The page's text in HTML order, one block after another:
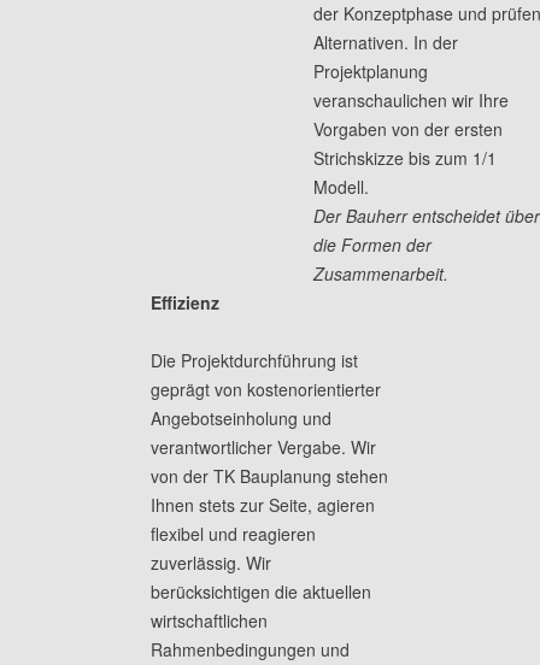
der Konzeptphase und
Alternativen. In der
Projektplanung
veranschaulichen wir Ihre
Vorgaben von der ersten
Strichskizze bis zum 1/1
Modell.
Der Bauherr entscheidet über
die Formen der
Zusammenarbeit.
Effizienz
Die Projektdurchführung ist
geprägt von kostenorientierter
Angebotseinholung und
verantwortlicher Vergabe. Wir
von der TK Bauplanung stehen
Ihnen stets zur Seite, agieren
flexibel und reagieren
zuverlässig. Wir
berücksichtigen die aktuellen
wirtschaftlichen
Rahmenbedingungen und